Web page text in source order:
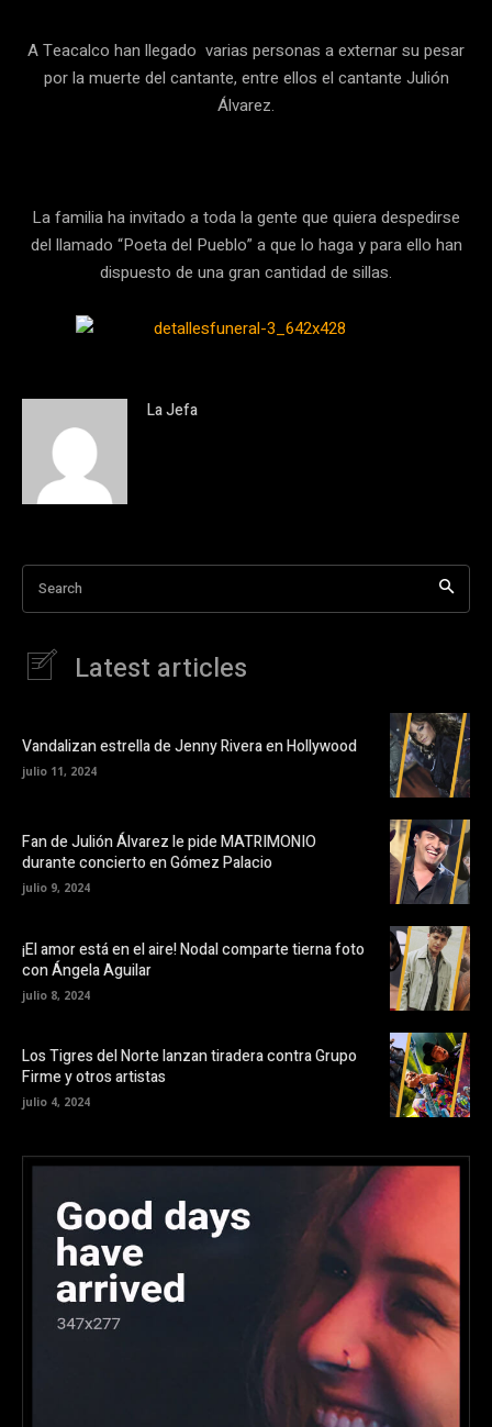
A Teacalco han llegado varias personas a externar su pesar
por la muerte del cantante, entre ellos el cantante Julión
Álvarez.
La familia ha invitado a toda la gente que quiera despedirse
del llamado “Poeta del Pueblo” a que lo haga y para ello han
dispuesto de una gran cantidad de sillas.
La Jefa
Search
Latest articles
Vandalizan estrella de Jenny Rivera en Hollywood
julio 11, 2024
Fan de Julión Álvarez le pide MATRIMONIO
durante concierto en Gómez Palacio
julio 9, 2024
¡El amor está en el aire! Nodal comparte tierna foto
con Ángela Aguilar
julio 8, 2024
Los Tigres del Norte lanzan tiradera contra Grupo
Firme y otros artistas
julio 4, 2024